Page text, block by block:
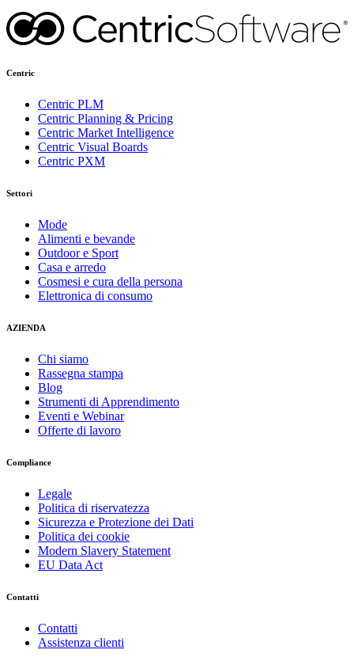
Centric
Centric PLM
Centric Planning & Pricing
Centric Market Intelligence
Centric Visual Boards
Centric PXM
Settori
Mode
Alimenti e bevande
Outdoor e Sport
Casa e arredo
Cosmesi e cura della persona
Elettronica di consumo
AZIENDA
Chi siamo
Rassegna stampa
Blog
Strumenti di Apprendimento
Eventi e Webinar
Offerte di lavoro
Compliance
Legale
Politica di riservatezza
Sicurezza e Protezione dei Dati
Politica dei cookie
Modern Slavery Statement
EU Data Act
Contatti
Contatti
Assistenza clienti